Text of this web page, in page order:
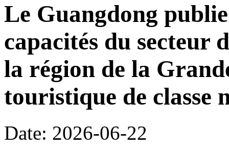
Le Guangdong
capacités du secteur
la région de la
touristique de classe
Date: 2026-06-22